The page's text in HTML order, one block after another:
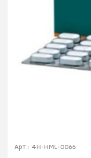
Арт.: 4H-HML-0066